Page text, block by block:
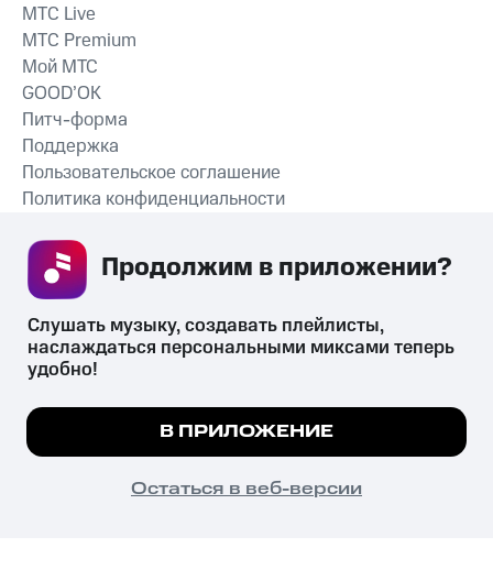
СКАЧАТЬ ПРИЛОЖЕНИЕ
MTС Live
MTС Premium
Мой МТС
GOOD’OK
Питч-форма
Поддержка
Пользовательское соглашение
Политика конфиденциальности
психотропных веществ, их аналогов причиняет вред здоровью,
их незаконный оборот запрещён и влечёт установленную
законодательством ответственность.
© 2026 ООО «КИОН».
Все права защищены
Мы используем куки, чтобы на сайте все
Подробнее
ПОНЯТНО
Слушать музыку, создавать плейлисты,
наслаждаться персональными миксами теперь
удобно!
В ПРИЛОЖЕНИЕ
Остаться в веб-версии